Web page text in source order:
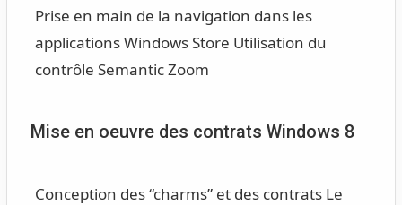
Prise en main de la navigation dans les
applications Windows Store Utilisation du
contrôle Semantic Zoom
Mise en oeuvre des contrats Windows 8
Conception des “charms” et des contrats Le